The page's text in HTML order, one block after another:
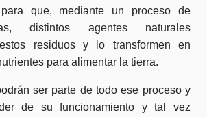
que, mediante un proceso de
distintos agentes naturales
residuos y lo transformen en
para alimentar la tierra.
ser parte de todo ese proceso y
de su funcionamiento y tal vez